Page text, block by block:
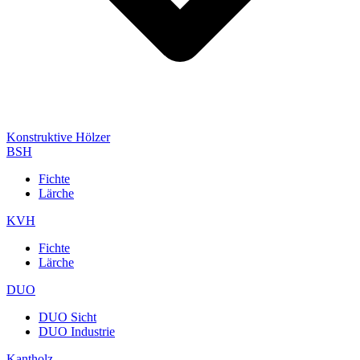
Konstruktive Hölzer
BSH
Fichte
Lärche
KVH
Fichte
Lärche
DUO
DUO Sicht
DUO Industrie